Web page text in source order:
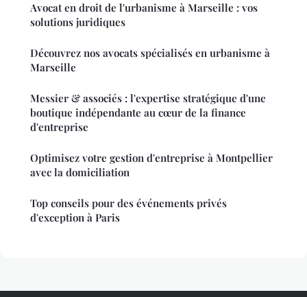
Avocat en droit de l'urbanisme à Marseille : vos
solutions juridiques
Découvrez nos avocats spécialisés en urbanisme à
Marseille
Messier & associés : l'expertise stratégique d'une
boutique indépendante au cœur de la finance
d'entreprise
Optimisez votre gestion d'entreprise à Montpellier
avec la domiciliation
Top conseils pour des événements privés
d'exception à Paris